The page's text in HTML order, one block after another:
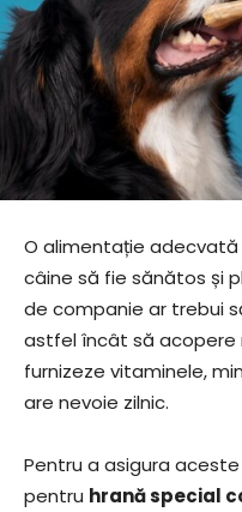
O alimentație
câine să fie sănătos și
de companie ar trebui
astfel încât să acopere
furnizeze vitaminele,
are nevoie zilnic.
Pentru a asigura
pentru hrană special